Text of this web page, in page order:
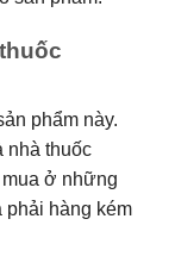
phẩm này.
nhà thuốc
ở những
phải hàng kém